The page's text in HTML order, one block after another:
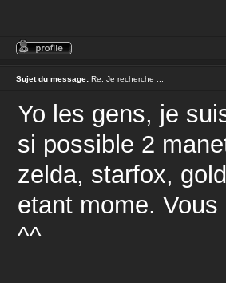
Sujet du message: Re: Je recherche ...
Yo les gens, je
si possible 2
zelda, starfox,
etant mome.
^^